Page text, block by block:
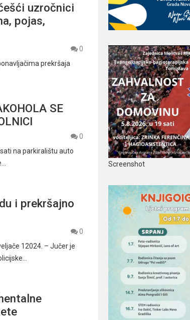
uzročnici
pojas,
0
prekršaja
SE
0
sati na parkiralištu auto
i prekršajno
0
12024. – Jučer je
Screenshot